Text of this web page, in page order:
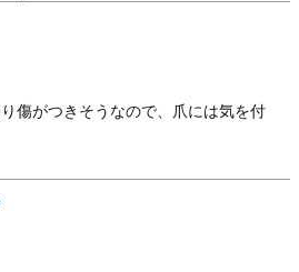
傷がつきそうなので、爪には気を付